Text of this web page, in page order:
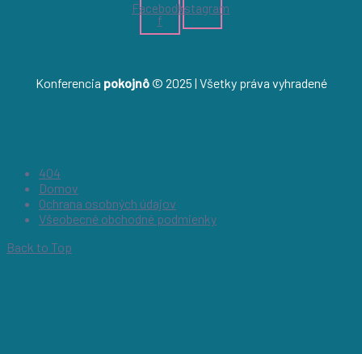
Facebook-
f
Instagram
Konferencia pokojnô© 2025 | Všetky práva vyhradené
404
Domov
Ochrana osobných údajov
Všeobecné obchodné podmienky
Back to Top